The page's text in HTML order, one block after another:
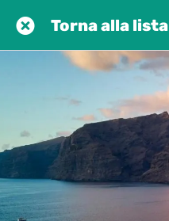
Torna alla lista